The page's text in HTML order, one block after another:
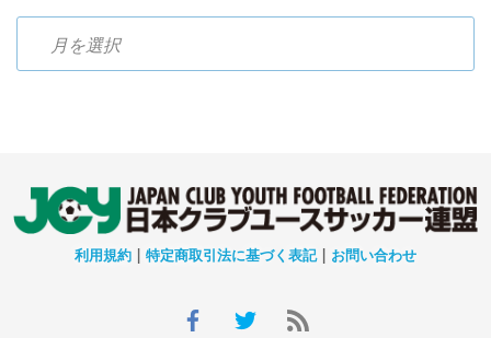
利用規約 | 特定商取引法に基づく表記| お問い合わせ